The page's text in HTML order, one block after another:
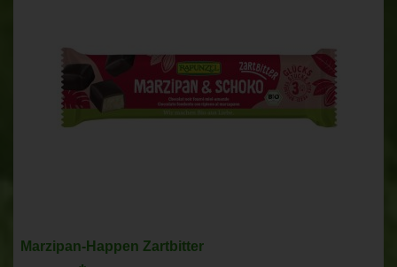
Marzipan-Happen Zartbitter